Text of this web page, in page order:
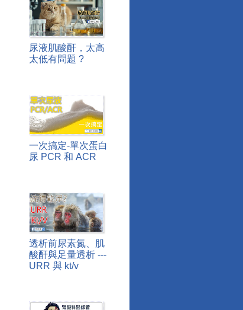
尿液肌酸酐，太高
太低有問題 ?
一次搞定-單次蛋白
尿 PCR 和 ACR
透析前尿素氮、肌
酸酐與足量透析 ---
URR 與 kt/v